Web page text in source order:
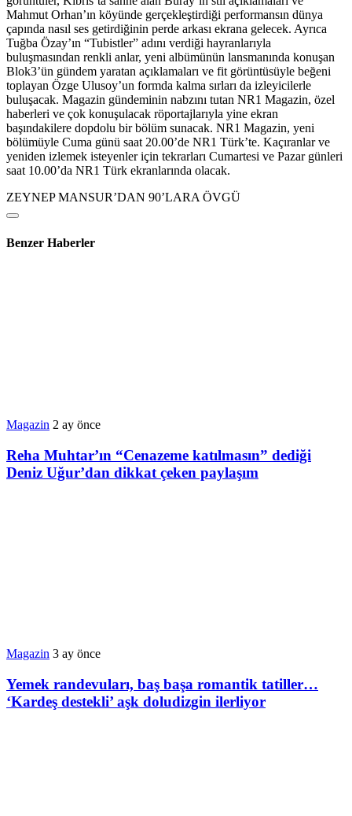
Mahmut Orhan’ın köyünde gerçekleştirdiği performansın dünya
çapında nasıl ses getirdiğinin perde arkası ekrana gelecek. Ayrıca
Tuğba Özay’ın “Tubistler” adını verdiği hayranlarıyla
buluşmasından renkli anlar, yeni albümünün lansmanında konuşan
Blok3’ün gündem yaratan açıklamaları ve fit görüntüsüyle beğeni
toplayan Özge Ulusoy’un formda kalma sırları da izleyicilerle
buluşacak. Magazin gündeminin nabzını tutan NR1 Magazin, özel
haberleri ve çok konuşulacak röportajlarıyla yine ekran
başındakilere dopdolu bir bölüm sunacak. NR1 Magazin, yeni
bölümüyle Cuma günü saat 20.00’de NR1 Türk’te. Kaçıranlar ve
yeniden izlemek isteyenler için tekrarları Cumartesi ve Pazar günleri
saat 10.00’da NR1 Türk ekranlarında olacak.
ZEYNEP MANSUR’DAN 90’LARA ÖVGÜ
Benzer Haberler
Magazin 2 ay önce
Reha Muhtar’ın “Cenazeme katılmasın” dediği
Deniz Uğur’dan dikkat çeken paylaşım
Magazin 3 ay önce
Yemek randevuları, baş başa romantik tatiller…
‘Kardeş destekli’ aşk doludizgin ilerliyor